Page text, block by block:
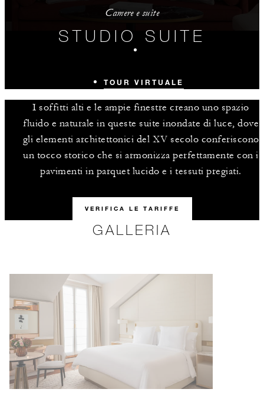
Camere e suite
STUDIO SUITE
TOUR VIRTUALE
I soffitti alti e le ampie finestre creano uno spazio
fluido e naturale in queste suite inondate di luce, dove
gli elementi architettonici del XV secolo conferiscono
un tocco storico che si armonizza perfettamente con i
pavimenti in parquet lucido e i tessuti pregiati.
VERIFICA LE TARIFFE
GALLERIA